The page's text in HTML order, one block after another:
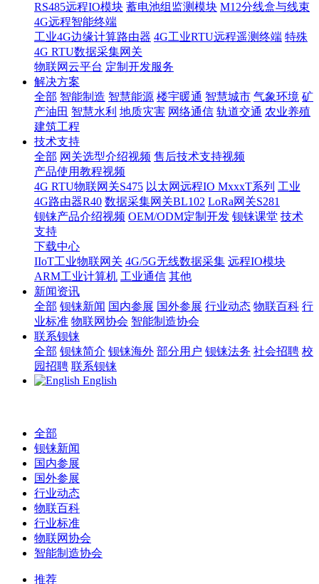
RS485远程IO模块 蓄电池组监测模块 M12分线盒与线束
4G远程智能终端
工业4G边缘计算路由器 4G工业RTU远程遥测终端 特殊
4G RTU数据采集网关
物联网云平台 定制开发服务
解决方案
全部 智能制造 智慧能源 楼宇暖通 智慧城市 气象环境 矿
产油田 智慧水利 地质灾害 网络通信 轨道交通 农业养殖
建筑工程
技术支持
全部 网关选型介绍视频 售后技术支持视频
产品使用教程视频
4G RTU物联网关S475 以太网远程IO MxxxT系列 工业
4G路由器R40 数据采集网关BL102 LoRa网关S281
钡铼产品介绍视频 OEM/ODM定制开发 钡铼课堂 技术
支持
下载中心
IIoT工业物联网关 4G/5G无线数据采集 远程IO模块
ARM工业计算机 工业通信 其他
新闻资讯
全部 钡铼新闻 国内参展 国外参展 行业动态 物联百科 行
业标准 物联网协会 智能制造协会
联系钡铼
全部 钡铼简介 钡铼海外 部分用户 钡铼法务 社会招聘 校
园招聘 联系钡铼
English
全部
钡铼新闻
国内参展
国外参展
行业动态
物联百科
行业标准
物联网协会
智能制造协会
推荐